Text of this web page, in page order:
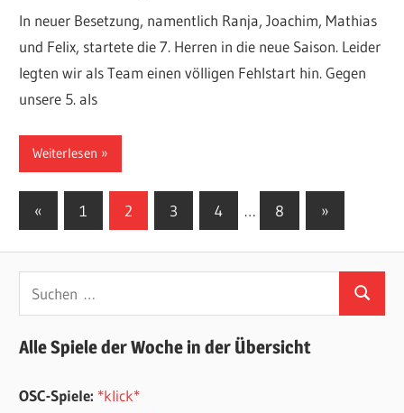
In neuer Besetzung, namentlich Ranja, Joachim, Mathias
und Felix, startete die 7. Herren in die neue Saison. Leider
legten wir als Team einen völligen Fehlstart hin. Gegen
unsere 5. als
Weiterlesen
Seitennummerierung
Beiträge
« Vorherige
Beiträge
1 2 3 4 … 8
Nächste
Beiträge
»
Suchen
Alle Spiele der Woche in der Übersicht
OSC-Spiele: *klick*